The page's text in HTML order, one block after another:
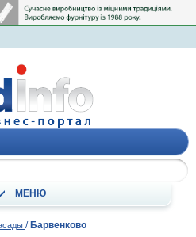
МЕНЮ
/ Барвенково